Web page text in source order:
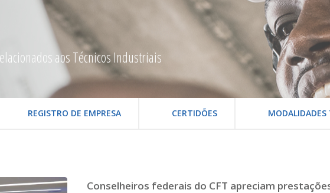
aos Técnicos Industriais
REGISTRO DE EMPRESA CERTIDÕES MODALIDADES
Conselheiros federais do CFT apreciam